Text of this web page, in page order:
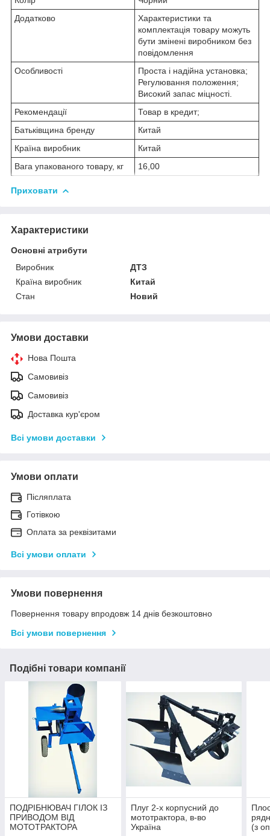
Додатково
Характеристики та
комплектація товару можуть
бути змінені виробником без
повідомлення
Особливості
Проста і надійна установка;
Регулювання положення;
Високий запас міцності.
Рекомендації
Товар в кредит;
Батьківщина бренду
Китай
Країна виробник
Китай
Вага упакованого товару, кг
16,00
Приховати
Характеристики
Основні атрибути
Виробник
ДТЗ
Країна виробник
Китай
Стан
Новий
Умови доставки
Нова Пошта
Самовивіз
Самовивіз
Доставка кур'єром
Всі умови доставки
Умови оплати
Післяплата
Готівкою
Оплата за реквізитами
Всі умови оплати
Умови повернення
Повернення товару впродовж 14 днів безкоштовно
Всі умови повернення
Подібні товари компанії
ПОДРІБНЮВАЧ ГІЛОК ІЗ
ПРИВОДОМ ВІД
МОТОТРАКТОРА
Плуг 2-х корпусний до
мототрактора, в-во
Україна
(з